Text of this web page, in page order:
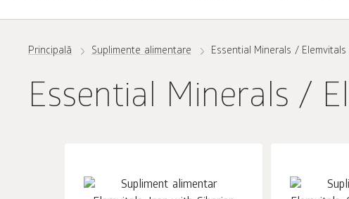
Principală Suplimente alimentare Essential Minerals / Elemvitals
Essential Minerals /